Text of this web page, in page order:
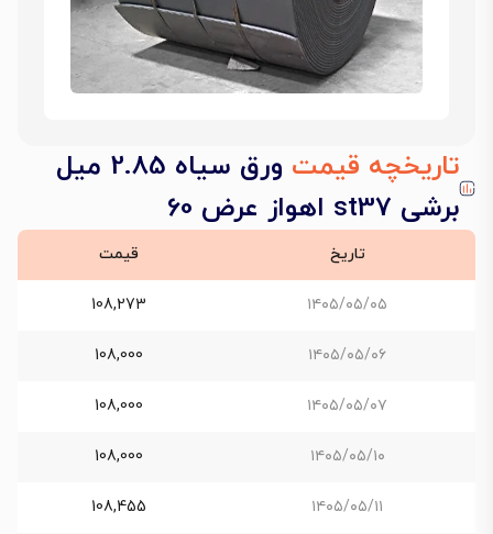
تاریخچه قیمت
ورق سیاه 2.85 میل
برشی st37 اهواز عرض 60
تاریخ قیمت
۱۴۰۵/۰۵/۰۵ 108,273
۱۴۰۵/۰۵/۰۶ 108,000
۱۴۰۵/۰۵/۰۷ 108,000
۱۴۰۵/۰۵/۱۰ 108,000
۱۴۰۵/۰۵/۱۱ 108,455